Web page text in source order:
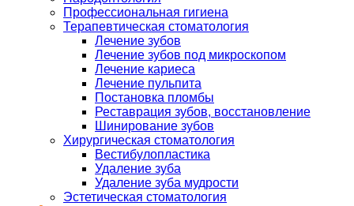
Профессиональная гигиена
Терапевтическая стоматология
Лечение зубов
Лечение зубов под микроскопом
Лечение кариеса
Лечение пульпита
Постановка пломбы
Реставрация зубов, восстановление
Шинирование зубов
Хирургическая стоматология
Вестибулопластика
Удаление зуба
Удаление зуба мудрости
Эстетическая стоматология